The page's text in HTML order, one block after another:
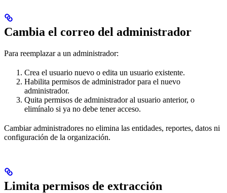
Cambia el correo del administrador
Para reemplazar a un administrador:
Crea el usuario nuevo o edita un usuario existente.
Habilita permisos de administrador para el nuevo
administrador.
Quita permisos de administrador al usuario anterior, o
elimínalo si ya no debe tener acceso.
Cambiar administradores no elimina las entidades, reportes, datos ni
configuración de la organización.
Limita permisos de extracción